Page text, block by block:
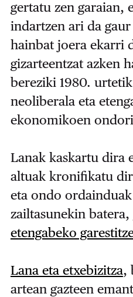
gertatu zen garaian,
indartzen ari da
hainbat joera ekarri
gizarteentzat azken
bereziki 1980.
neoliberala eta
ekonomikoen
Lanak kaskartu dira
altuak kronifikatu
eta ondo
zailtasunekin batera,
etengabeko
Lana eta etxebizitza,
artean gazteen